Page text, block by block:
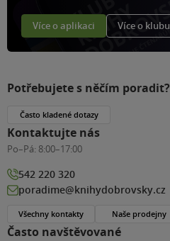
Více o aplikaci Více o klubu
Často navštěvované
Potřebujete s něčím poradit?
Často kladené dotazy
Kontaktujte nás
Po–Pá: 8:00–17:00
542 220 320
poradime@knihydobrovsky.cz
Všechny kontakty Naše prodejny